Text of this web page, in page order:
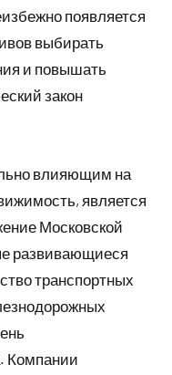
появляется
выбирать
и повышать
закон
влияющим на
является
Московской
развивающиеся
транспортных
Компании